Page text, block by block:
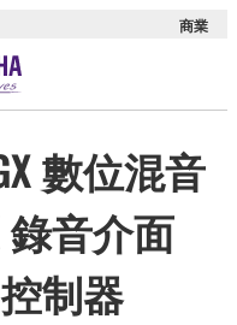
商業
數位混音
錄音介面
制器